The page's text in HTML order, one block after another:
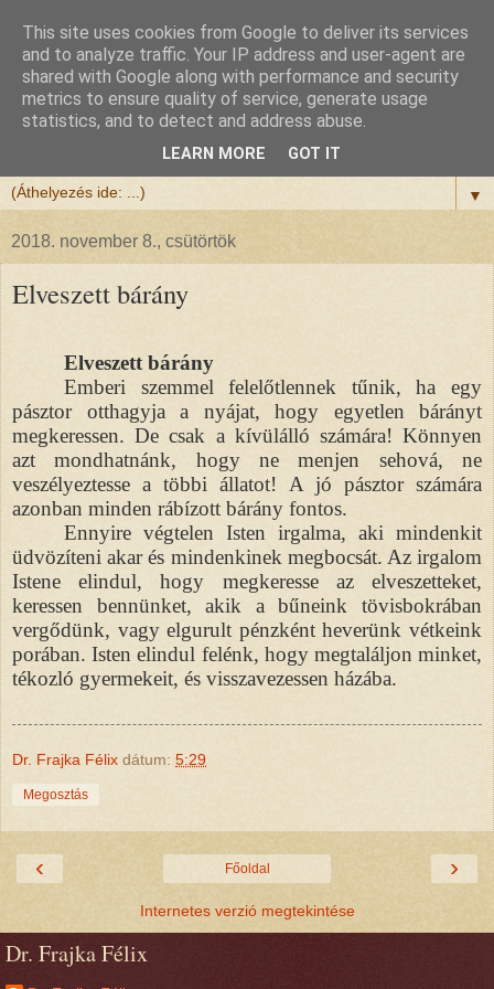
Félix atya
Szeretettel köszöntöm a honlapomra ellátogatót.
▼
2018. november 8., csütörtök
Elveszett bárány
Elveszett bárány
Emberi szemmel felelőtlennek tűnik, ha egy
pásztor otthagyja a nyájat, hogy egyetlen bárányt
megkeressen. De csak a kívülálló számára! Könnyen
azt mondhatnánk, hogy ne menjen sehová, ne
veszélyeztesse a többi állatot! A jó pásztor számára
azonban minden rábízott bárány fontos.
Ennyire végtelen Isten irgalma, aki mindenkit
üdvözíteni akar és mindenkinek megbocsát. Az irgalom
Istene elindul, hogy megkeresse az elveszetteket,
keressen bennünket, akik a bűneink tövisbokrában
vergődünk, vagy elgurult pénzként heverünk vétkeink
porában. Isten elindul felénk, hogy megtaláljon minket,
tékozló gyermekeit, és visszavezessen házába.
Dr. Frajka Félix dátum: 5:29
Megosztás
‹ ›
Főoldal
Internetes verzió megtekintése
Dr. Frajka Félix
This site uses cookies from Google to deliver its services
and to analyze traffic. Your IP address and user-agent are
shared with Google along with performance and security
metrics to ensure quality of service, generate usage
statistics, and to detect and address abuse.
LEARN MORE GOT IT